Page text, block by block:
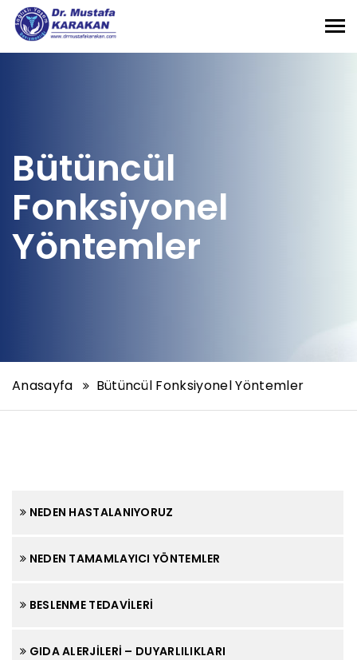
Bütüncül
Fonksiyonel
Yöntemler
Anasayfa Bütüncül Fonksiyonel Yöntemler
NEDEN HASTALANIYORUZ
NEDEN TAMAMLAYICI YÖNTEMLER
BESLENME TEDAVILERI
GIDA ALERJILERI – DUYARLILIKLARI